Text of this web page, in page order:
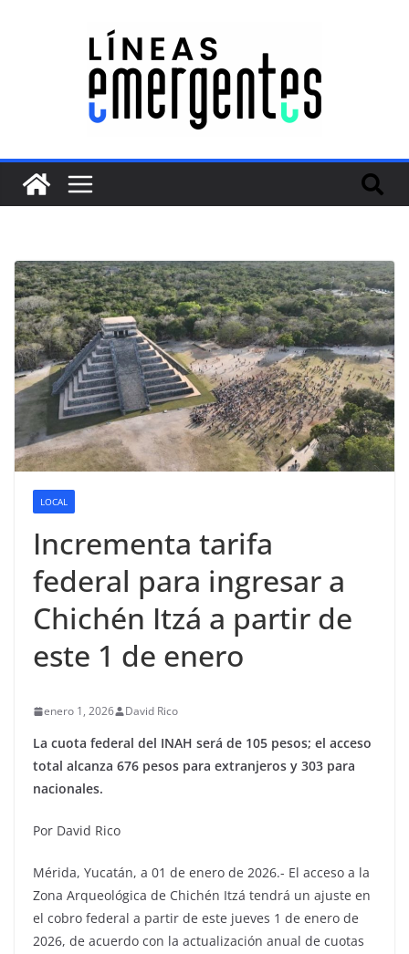
LOCAL
Incrementa tarifa
federal para ingresar a
Chichén Itzá a partir de
este 1 de enero
enero 1, 2026 David Rico
La cuota federal del INAH será de 105 pesos; el acceso
total alcanza 676 pesos para extranjeros y 303 para
nacionales.
Por David Rico
Mérida, Yucatán, a 01 de enero de 2026.- El acceso a la
Zona Arqueológica de Chichén Itzá tendrá un ajuste en
el cobro federal a partir de este jueves 1 de enero de
2026, de acuerdo con la actualización anual de cuotas